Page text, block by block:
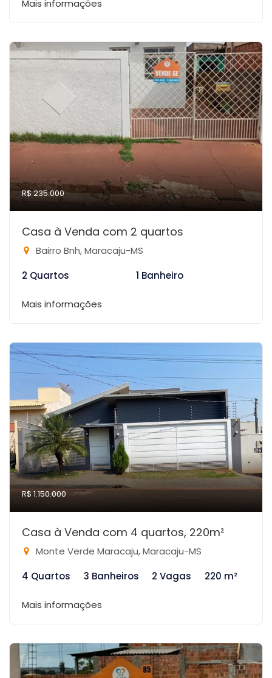
Mais informações
R$ 235.000
Casa à Venda com 2 quartos
Bairro Bnh, Maracaju-MS
2 Quartos
1 Banheiro
Mais informações
R$ 1.150.000
Casa à Venda com 4 quartos, 220m²
Monte Verde Maracaju, Maracaju-MS
4 Quartos
3 Banheiros 2 Vagas 220 m²
Mais informações